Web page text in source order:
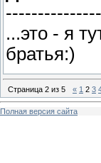
...это - я
братья:)
Страница 2 из 5 « 1 2 3
Полная версия сайта